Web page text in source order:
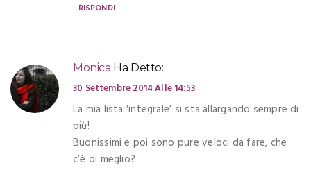
RISPONDI
Monica Ha Detto:
30 Settembre 2014 Alle 14:53
La mia lista ‘integrale’ si sta allargando sempre di
più!
Buonissimi e poi sono pure veloci da fare, che
c’è di meglio?